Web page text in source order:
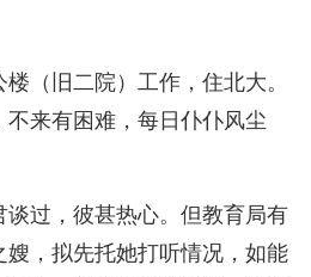
楼（旧二院）工作，住北大。
不来有困难，每日仆仆风尘
谈过，彼甚热心。但教育局有
，拟先托她打听情况，如能